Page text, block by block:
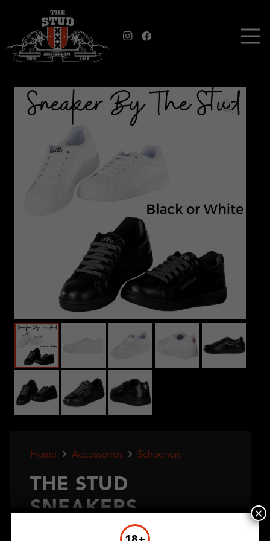
Home Accessories Schoenen
THE STUD
SNEAKERS
×